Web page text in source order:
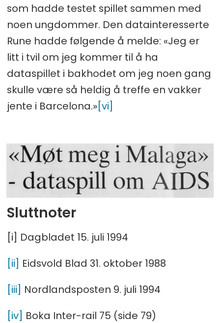
som hadde testet spillet sammen med
noen ungdommer. Den datainteresserte
Rune hadde følgende å melde: «Jeg er
litt i tvil om jeg kommer til å ha
dataspillet i bakhodet om jeg noen gang
skulle være så heldig å treffe en vakker
jente i Barcelona.»[vi]
Sluttnoter
[i] Dagbladet 15. juli 1994
[ii] Eidsvold Blad 31. oktober 1988
[iii] Nordlandsposten 9. juli 1994
[iv] Boka Inter-rail 75 (side 79)